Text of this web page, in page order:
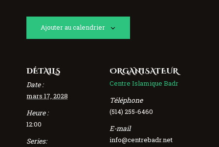
Ajouter au calendrier
DÉTAILS
Date :
mars 17, 2028
Heure :
12:00
Series:
ORGANISATEUR
Centre Islamique Badr
Téléphone
(514) 255-6460
E-mail
info@centrebadr.net